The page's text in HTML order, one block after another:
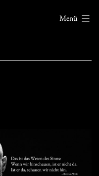
Menü